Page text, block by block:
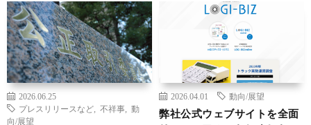
2026.06.25
プレスリリースなど
不祥事
動
向/展望
2026.04.01 動向/展望
弊社公式ウェブサイトを全面